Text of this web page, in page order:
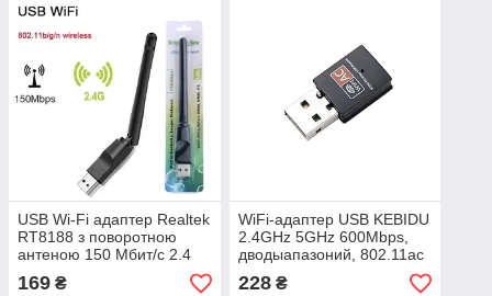
USB Wi-Fi адаптер Realtek
RT8188 з поворотною
антеною 150 Мбит/с 2.4
ГГц 802.11b/g/n
169 ₴
WiFi-адаптер USB KEBIDU
2.4GHz 5GHz 600Mbps,
дводыапазоний, 802.11ac
228₴